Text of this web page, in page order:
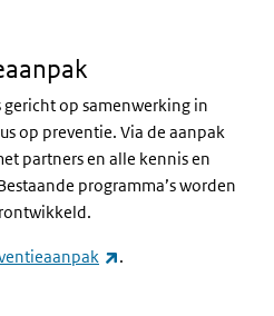
gericht op samenwerking in
op preventie. Via de aanpak
partners en alle kennis en
programma’s worden
(externe link)
.